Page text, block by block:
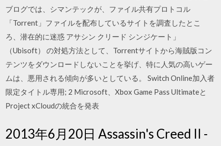
ブログでは、シマンテックが、ファイル共有プロトコル
「Torrent」ファイルを配布しているサイトを調査したとこ
ろ、潜在的に迷惑 アサシン クリード シンジケート」
（Ubisoft） の対処方法として、Torrentサイトから海賊版コン
テンツをダウンロードしないことを挙げ、特に人気の高いゲー
ムは、悪用される傾向が多いとしている。 Switch Online加入者
限定タイトル専用; 2 Microsoft、Xbox Game Pass Ultimateと
Project xCloudの統合を発表
2013年6月20日 Assassin's Creed II -